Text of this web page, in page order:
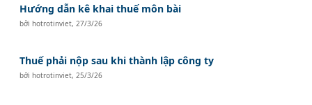
Hướng dẫn kê khai thuế môn bài
bởihotrotinviet,27/3/26
Thuế phải nộp sau khi thành lập công ty
bởihotrotinviet,25/3/26